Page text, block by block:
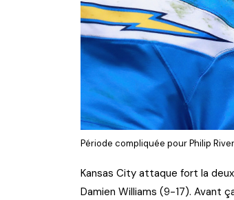
Période compliquée pour Philip
Kansas City attaque fort la
Damien Williams (9-17). Avant